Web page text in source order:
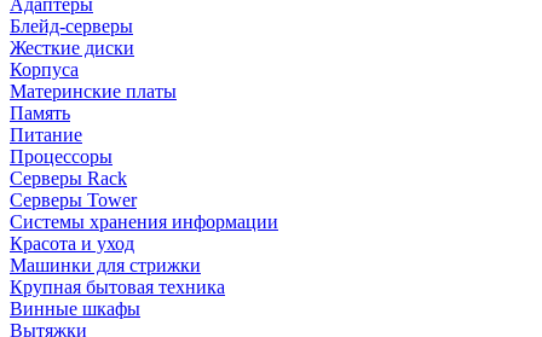
Адаптеры
Блейд-серверы
Жесткие диски
Корпуса
Материнские платы
Память
Питание
Процессоры
Серверы Rack
Серверы Tower
Системы хранения информации
Красота и уход
Машинки для стрижки
Крупная бытовая техника
Винные шкафы
Вытяжки